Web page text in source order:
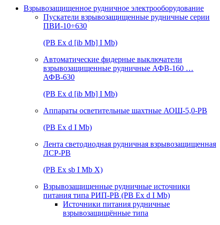
Взрывозащищенное рудничное электрооборудование
Пускатели взрывозащищенные рудничные серии
ПВИ-10÷630
(РВ Ex d [ib Mb] I Mb)
Автоматические фидерные выключатели
взрывозащищенные рудничные АФВ-160 …
АФВ-630
(РВ Ex d [ib Mb] I Mb)
Аппараты осветительные шахтные АОШ-5,0-РВ
(РВ Ex d I Mb)
Лента светодиодная рудничная взрывозащищенная
ЛСР-РВ
(РВ Ex sb I Mb Х)
Взрывозащищенные рудничные источники
питания типа РИП-РВ (РВ Ex d I Mb)
Источники питания рудничные
взрывозащищённые типа